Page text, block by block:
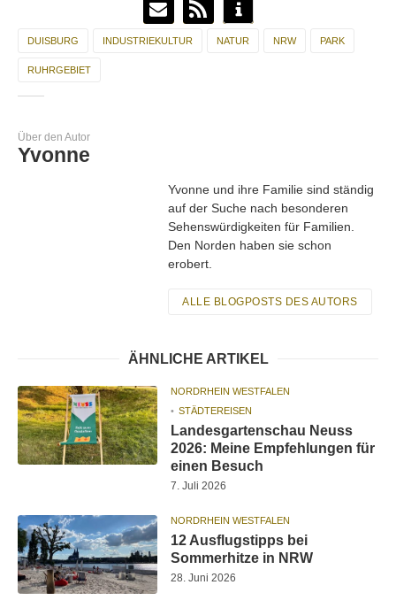
DUISBURG INDUSTRIEKULTUR NATUR NRW PARK
RUHRGEBIET
Über den Autor
Yvonne
Yvonne und ihre Familie sind ständig
auf der Suche nach besonderen
Sehenswürdigkeiten für Familien.
Den Norden haben sie schon
erobert.
ALLE BLOGPOSTS DES AUTORS
ÄHNLICHE ARTIKEL
NORDRHEIN WESTFALEN
STÄDTEREISEN
Landesgartenschau Neuss
2026: Meine Empfehlungen für
einen Besuch
7. Juli 2026
NORDRHEIN WESTFALEN
12 Ausflugstipps bei
Sommerhitze in NRW
28. Juni 2026